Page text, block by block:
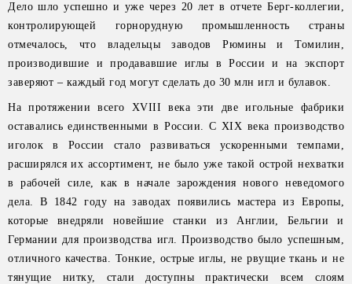
Дело шло успешно и уже через 20 лет в отчете Берг-коллегии,
контролирующей горнорудную промышленность страны
отмечалось, что владельцы заводов Рюмины и Томилин,
производившие и продававшие иглы в России и на экспорт
заверяют – каждый год могут сделать до 30 млн игл и булавок.
На протяжении всего XVIII века эти две игольные фабрики
оставались единственными в России. С XIХ века производство
иголок в России стало развиваться ускоренными темпами,
расширялся их ассортимент, не было уже такой острой нехватки
в рабочей силе, как в начале зарождения нового неведомого
дела. В 1842 году на заводах появились мастера из Европы,
которые внедряли новейшие станки из Англии, Бельгии и
Германии для производства игл. Производство было успешным,
отличного качества. Тонкие, острые иглы, не рвущие ткань и не
тянущие нитку, стали доступны практически всем слоям